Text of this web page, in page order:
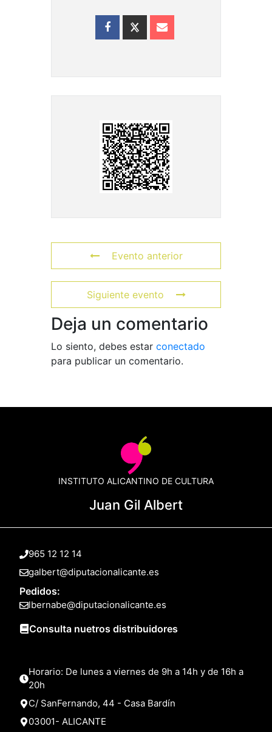
Evento anterior
Siguiente evento
Deja un comentario
Lo siento, debes estar conectado
para publicar un comentario.
INSTITUTO ALICANTINO DE CULTURA
Juan Gil Albert
965 12 12 14
galbert@diputacionalicante.es
Pedidos:
lbernabe@diputacionalicante.es
Consulta nuetros distribuidores
Horario: De lunes a viernes de 9h a 14h y de 16h a
20h
C/ SanFernando, 44 - Casa Bardín
03001- ALICANTE